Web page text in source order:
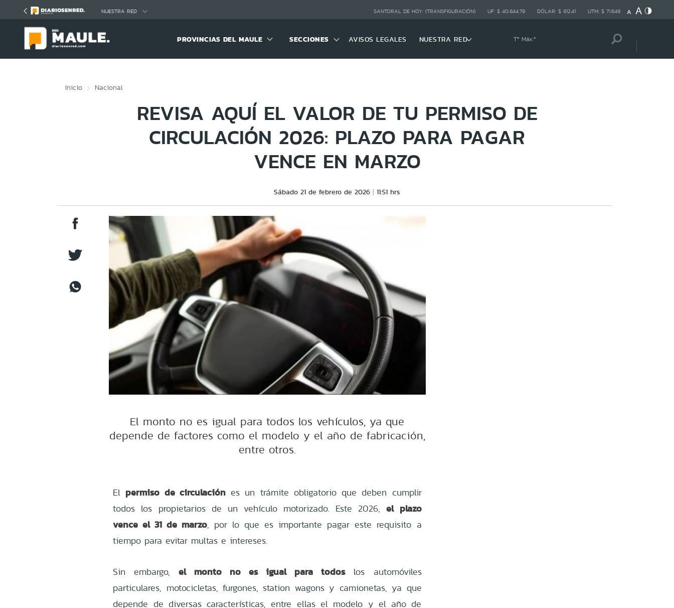
NUESTRA RED SANTORAL DE HOY: (TRANSFIGURACIÓN) UF: $ 40.844,79 DÓLAR: $ 912,41 UTM: $ 71.649
PROVINCIAS DEL MAULE SECCIONES AVISOS LEGALES NUESTRA RED Tª Máx:º
Inicio Nacional
REVISA AQUÍ EL VALOR DE TU PERMISO DE
CIRCULACIÓN 2026: PLAZO PARA PAGAR
VENCE EN MARZO
Sábado 21 de febrero de 2026 11:51 hrs
El monto no es igual para todos los vehículos, ya que
depende de factores como el modelo y el año de fabricación,
entre otros.
El permiso de circulaciónes un trámite obligatorio que deben cumplir
todos los propietarios de un vehículo motorizado. Este 2026,el plazo
vence el 31 de marzo, por lo que es importante pagar este requisito a
tiempo para evitar multas e intereses.
Sin embargo,el monto no es igual para todoslos automóviles
particulares, motocicletas, furgones, station wagons y camionetas, ya que
depende de diversas características, entre ellas el modelo y el año de